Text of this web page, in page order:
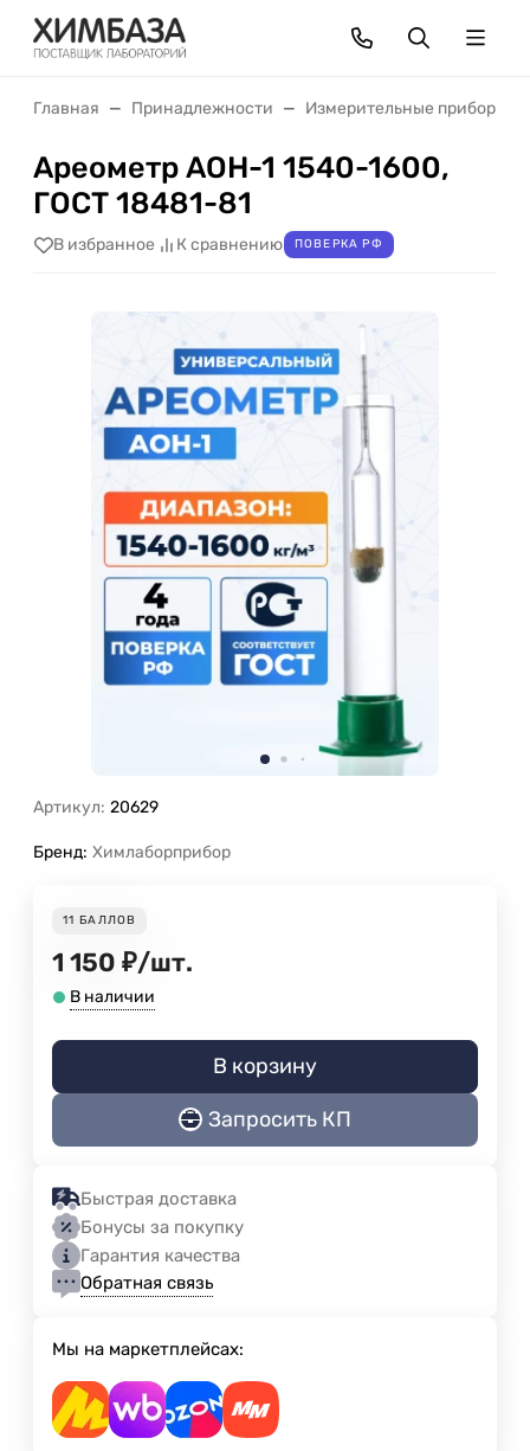
Главная Принадлежности Измерительные приборы
Ареометр АОН-1 1540-1600,
ГОСТ 18481-81
В избранное К сравнению ПОВЕРКА РФ
Артикул: 20629
Бренд: Химлаборприбор
11 БАЛЛОВ
1 150 ₽/шт.
В наличии
В корзину
Запросить КП
Быстрая доставка
Бонусы за покупку
Гарантия качества
Обратная связь
Мы на маркетплейсах: